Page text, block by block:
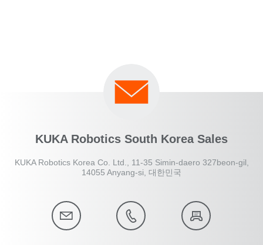
KUKA Robotics South Korea Sales
KUKA Robotics Korea Co. Ltd., 11-35 Simin-daero 327beon-gil,
14055 Anyang-si, 대한민국